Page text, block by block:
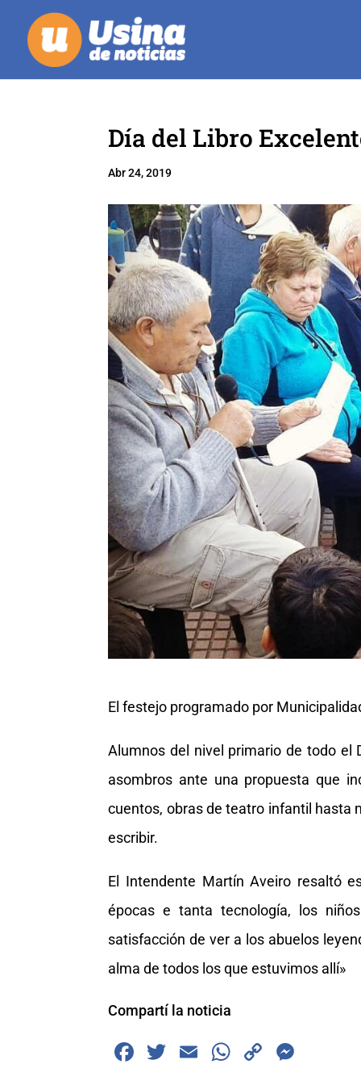
Día del Libro
Abr 24, 2019
El festejo programado por
Alumnos del nivel primario de todo el
asombros ante una propuesta que
cuentos, obras de teatro infantil hasta
escribir.
El Intendente Martín Aveiro resaltó
épocas e tanta tecnología, los
satisfacción de ver a los abuelos
alma de todos los que estuvimos allí»
Compartí la noticia
F
T
E
W
C